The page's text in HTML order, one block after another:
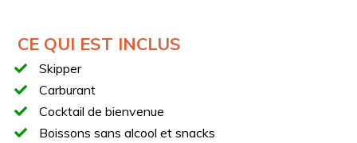
garantissent un confort total.
Longueur : 10,10 m (max 11,30 m)
Puissance : 540 CV
Équipements :
CE QUI EST INCLUS
Skipper
Carburant
Cocktail de bienvenue
Boissons sans alcool et snacks